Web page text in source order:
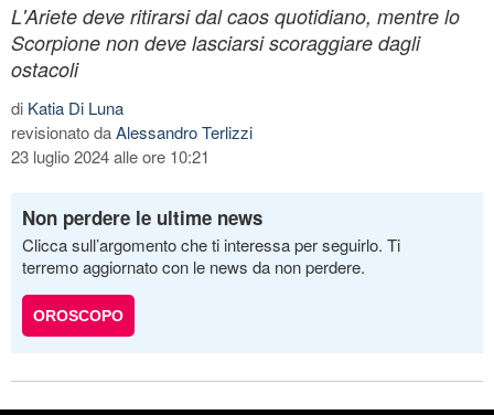
L'Ariete deve ritirarsi dal caos quotidiano, mentre lo
Scorpione non deve lasciarsi scoraggiare dagli
ostacoli
di Katia Di Luna
revisionato daAlessandro Terlizzi
23 luglio 2024 alle ore 10:21
Non perdere le ultime news
Clicca sull’argomento che ti interessa per seguirlo. Ti
terremo aggiornato con le news da non perdere.
OROSCOPO